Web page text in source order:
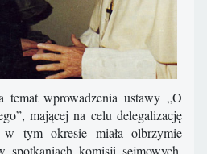
temat wprowadzenia ustawy „O
mającej na celu delegalizację
w tym okresie miała olbrzymie
spotkaniach komisji sejmowych,